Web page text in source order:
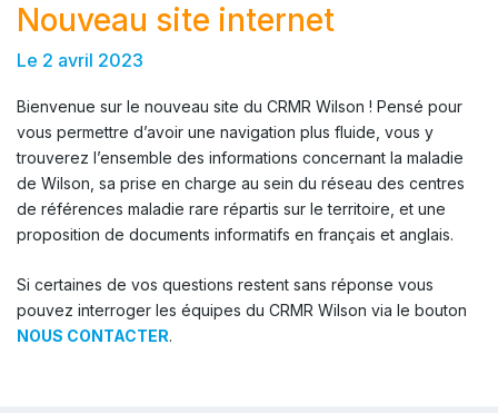
Nouveau site internet
Le 2 avril 2023
Bienvenue sur le nouveau site du CRMR Wilson ! Pensé pour
vous permettre d’avoir une navigation plus fluide, vous y
trouverez l’ensemble des informations concernant la maladie
de Wilson, sa prise en charge au sein du réseau des centres
de références maladie rare répartis sur le territoire, et une
proposition de documents informatifs en français et anglais.
Si certaines de vos questions restent sans réponse vous
pouvez interroger les équipes du CRMR Wilson via le bouton
NOUS CONTACTER.